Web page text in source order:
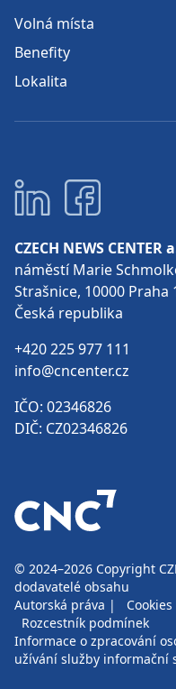
Volná místa
Benefity
Lokalita
CZECH NEWS CENTER
náměstí Marie
Strašnice, 10000 Praha
Česká republika
+420 225 977 111
info@cncenter.cz
IČO: 02346826
DIČ: CZ02346826
© 2024–2026 Copyright
dodavatelé obsahu
Autorská práva | Cookies
Rozcestník podmínek
Informace o zpracování
užívání služby informační